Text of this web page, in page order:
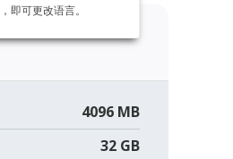
4096 MB
32 GB
即可更改语言。